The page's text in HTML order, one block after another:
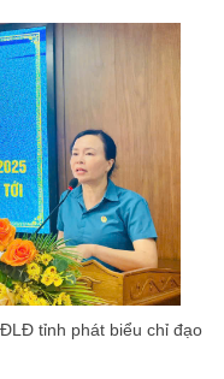
tỉnh phát biểu chỉ đạo